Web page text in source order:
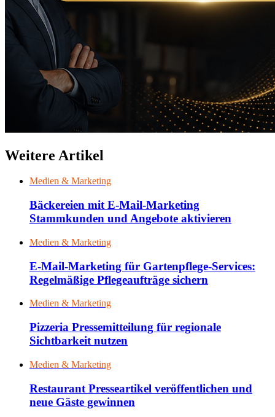
Weitere Artikel
Medien & Marketing
Bäckereien mit E-Mail-Marketing
Stammkunden und Angebote aktivieren
Medien & Marketing
E-Mail-Marketing für Gartenpflege-Services:
Regelmäßige Pflegeaufträge sichern
Medien & Marketing
Pizzeria Pressemitteilung für regionale
Sichtbarkeit nutzen
Medien & Marketing
Restaurant Presseartikel veröffentlichen und
neue Gäste gewinnen